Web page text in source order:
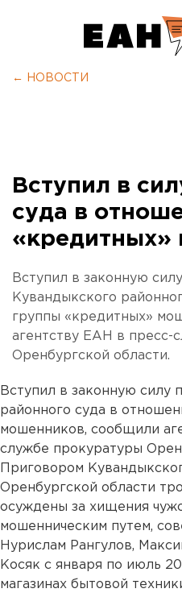
← НОВОСТИ
Вступил в
суда в
«кредитных»
Вступил в законную
Кувандыкского
группы «кредитных»
агентству ЕАН в пресс-
Оренбургской области.
Вступил в законную силу
районного суда в
мошенников, сообщили
службе прокуратуры
Приговором
Оренбургской области
осуждены за хищения
мошенническим путем,
Нурислам Рангулов,
Косяк с января по июль
магазинах бытовой